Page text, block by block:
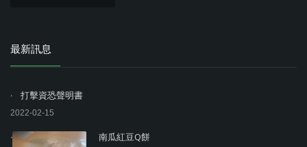
最新訊息
打擊資恐聲明書
2022-02-15
南瓜紅豆Q餅